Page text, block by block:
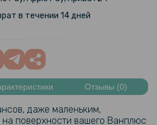
в течении 14 дней
Отзывы (0)
даже маленьким,
поверхности вашего Ванплюс